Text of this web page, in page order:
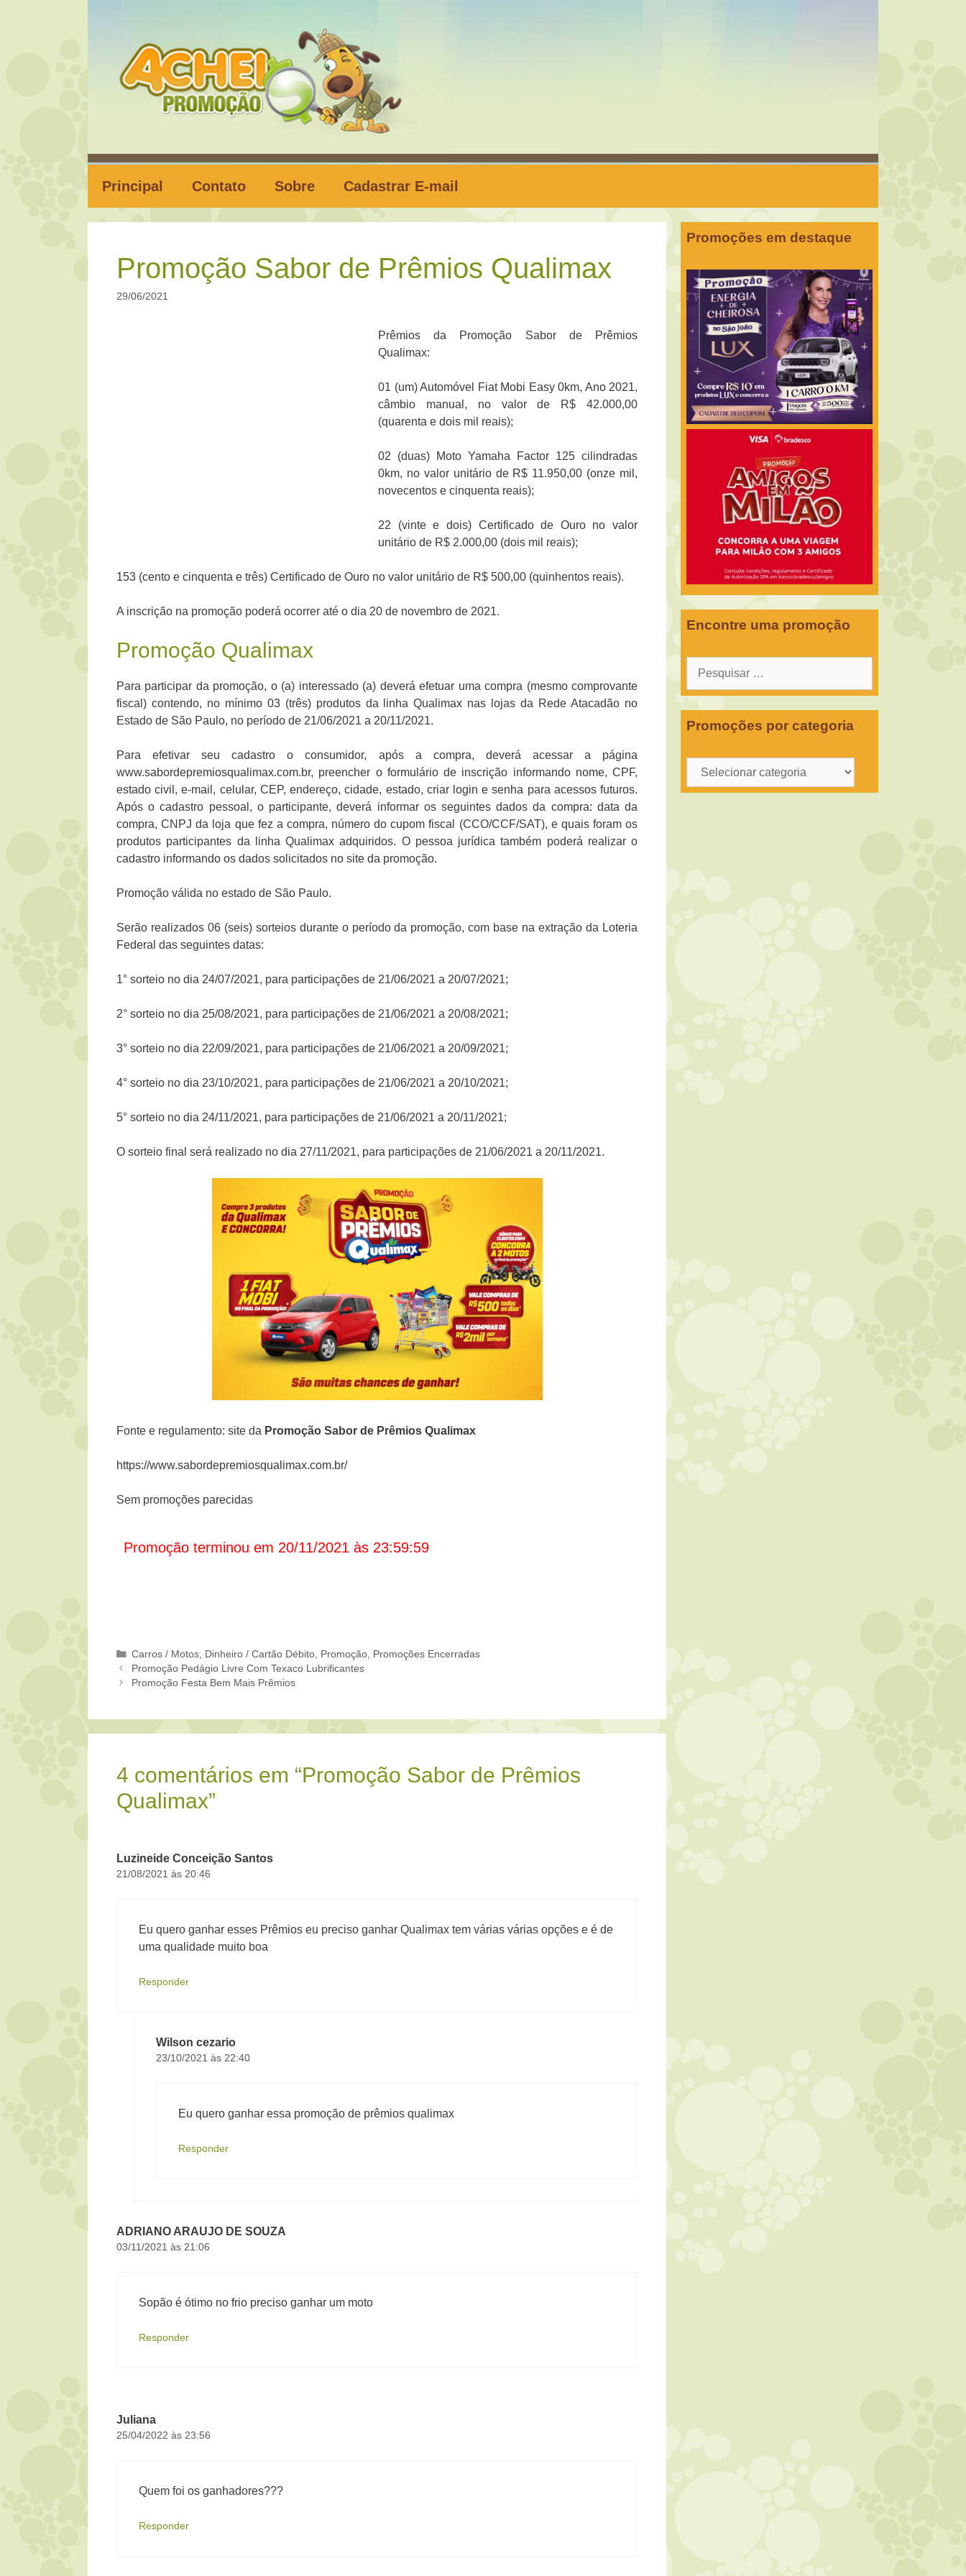
Principal Contato Sobre Cadastrar E-mail
Promoção Sabor de Prêmios Qualimax
29/06/2021
Prêmios da Promoção Sabor de Prêmios
Qualimax:
01 (um) Automóvel Fiat Mobi Easy 0km, Ano 2021,
câmbio manual, no valor de R$ 42.000,00
(quarenta e dois mil reais);
02 (duas) Moto Yamaha Factor 125 cilindradas
0km, no valor unitário de R$ 11.950,00 (onze mil,
novecentos e cinquenta reais);
22 (vinte e dois) Certificado de Ouro no valor
unitário de R$ 2.000,00 (dois mil reais);
153 (cento e cinquenta e três) Certificado de Ouro no valor unitário de R$ 500,00 (quinhentos reais).
A inscrição na promoção poderá ocorrer até o dia 20 de novembro de 2021.
Promoção Qualimax
Para participar da promoção, o (a) interessado (a) deverá efetuar uma compra (mesmo comprovante
fiscal) contendo, no mínimo 03 (três) produtos da linha Qualimax nas lojas da Rede Atacadão no
Estado de São Paulo, no período de 21/06/2021 a 20/11/2021.
Para efetivar seu cadastro o consumidor, após a compra, deverá acessar a página
www.sabordepremiosqualimax.com.br, preencher o formulário de inscrição informando nome, CPF,
estado civil, e-mail, celular, CEP, endereço, cidade, estado, criar login e senha para acessos futuros.
Após o cadastro pessoal, o participante, deverá informar os seguintes dados da compra: data da
compra, CNPJ da loja que fez a compra, número do cupom fiscal (CCO/CCF/SAT), e quais foram os
produtos participantes da linha Qualimax adquiridos. O pessoa jurídica também poderá realizar o
cadastro informando os dados solicitados no site da promoção.
Promoção válida no estado de São Paulo.
Serão realizados 06 (seis) sorteios durante o período da promoção, com base na extração da Loteria
Federal das seguintes datas:
1° sorteio no dia 24/07/2021, para participações de 21/06/2021 a 20/07/2021;
2° sorteio no dia 25/08/2021, para participações de 21/06/2021 a 20/08/2021;
3° sorteio no dia 22/09/2021, para participações de 21/06/2021 a 20/09/2021;
4° sorteio no dia 23/10/2021, para participações de 21/06/2021 a 20/10/2021;
5° sorteio no dia 24/11/2021, para participações de 21/06/2021 a 20/11/2021;
O sorteio final será realizado no dia 27/11/2021, para participações de 21/06/2021 a 20/11/2021.
Fonte e regulamento: site da Promoção Sabor de Prêmios Qualimax
https://www.sabordepremiosqualimax.com.br/
Sem promoções parecidas
Promoção terminou em 20/11/2021 às 23:59:59
Categorias
Carros / Motos Dinheiro / Cartão Débito Promoção Promoções Encerradas
Promoção Pedágio Livre Com Texaco Lubrificantes
Promoção Festa Bem Mais Prêmios
4 comentários em “Promoção Sabor de Prêmios
Qualimax”
Luzineide Conceição Santos
21/08/2021 às 20:46
Eu quero ganhar esses Prêmios eu preciso ganhar Qualimax tem várias várias opções e é de
uma qualidade muito boa
Responder
Wilson cezario
23/10/2021 às 22:40
Eu quero ganhar essa promoção de prêmios qualimax
Responder
ADRIANO ARAUJO DE SOUZA
03/11/2021 às 21:06
Sopão é ótimo no frio preciso ganhar um moto
Responder
Juliana
25/04/2022 às 23:56
Quem foi os ganhadores???
Responder
Promoções em destaque
Encontre uma promoção
Pesquisar
Promoções por categoria
Promoções
por